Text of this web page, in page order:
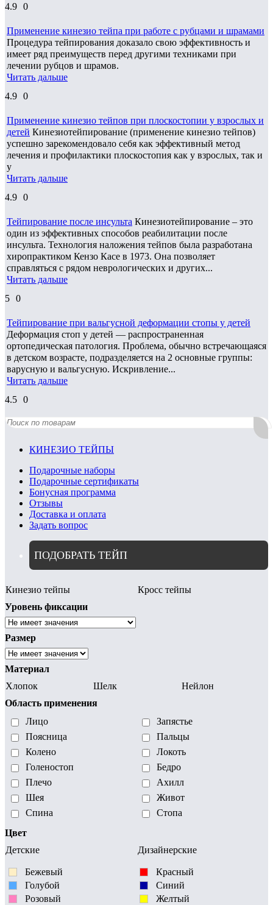
4.9 0
Применение кинезио тейпа при работе с рубцами и шрамами
Процедура тейпирования доказало свою эффективность и
имеет ряд преимуществ перед другими техниками при
лечении рубцов и шрамов.
Читать дальше
4.9 0
Применение кинезио тейпов при плоскостопии у взрослых и
детей Кинезиотейпирование (применение кинезио тейпов)
успешно зарекомендовало себя как эффективный метод
лечения и профилактики плоскостопия как у взрослых, так и
у
Читать дальше
4.9 0
Тейпирование после инсульта Кинезиотейпирование – это
один из эффективных способов реабилитации после
инсульта. Технология наложения тейпов была разработана
хиропрактиком Кензо Касе в 1973. Она позволяет
справляться с рядом неврологических и других...
Читать дальше
5 0
Тейпирование при вальгусной деформации стопы у детей
Деформация стоп у детей — распространенная
ортопедическая патология. Проблема, обычно встречающаяся
в детском возрасте, подразделяется на 2 основные группы:
варусную и вальгусную. Искривление...
Читать дальше
4.5 0
КИНЕЗИО ТЕЙПЫ
Подарочные наборы
Подарочные сертификаты
Бонусная программа
Отзывы
Доставка и оплата
Задать вопрос
ПОДОБРАТЬ ТЕЙП
Кинезио тейпы
Кросс тейпы
Уровень фиксации
Размер
Материал
Хлопок
Шелк
Нейлон
Область применения
Лицо
Поясница
Колено
Голеностоп
Плечо
Шея
Спина
Запястье
Пальцы
Локоть
Бедро
Ахилл
Живот
Стопа
Цвет
Детские
Дизайнерские
Бежевый
Голубой
Розовый
Красный
Синий
Желтый